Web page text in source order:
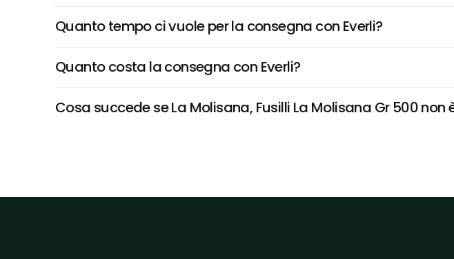
Quanto tempo ci vuole per la consegna con Everli?
Quanto costa la consegna con Everli?
Cosa succede se La Molisana, Fusilli La Molisana Gr 500